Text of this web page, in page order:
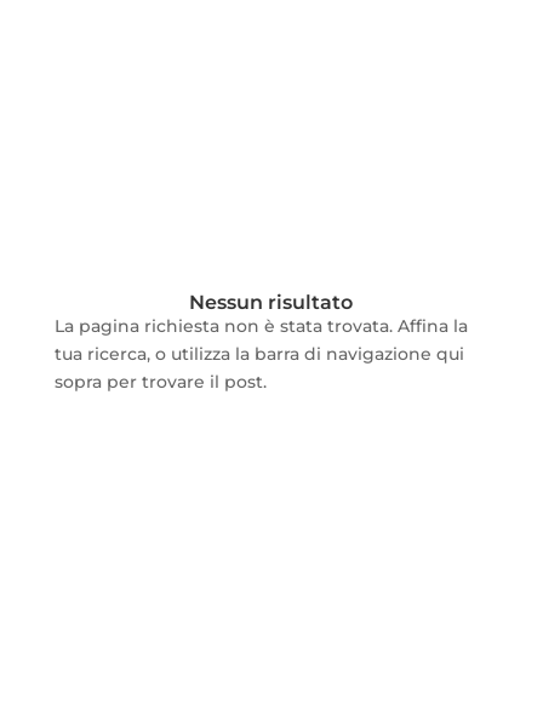
Nessun risultato
La pagina richiesta non è stata trovata. Affina la
tua ricerca, o utilizza la barra di navigazione qui
sopra per trovare il post.